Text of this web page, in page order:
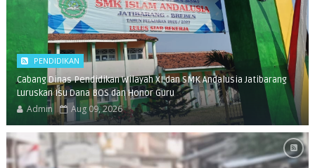
PENDIDIKAN
Cabang Dinas Pendidikan Wilayah XI dan SMK Andalusia Jatibarang
Luruskan Isu Dana BOS dan Honor Guru
Admin Aug 09, 2026